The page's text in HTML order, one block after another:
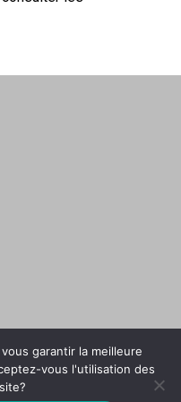
garantir la meilleure
vous l'utilisation des